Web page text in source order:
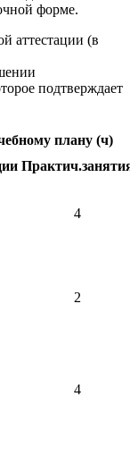
форме.
аттестации (в
подтверждает
плану (ч)
4
2
4